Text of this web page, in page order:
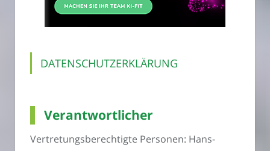
DATENSCHUTZERKLÄRUNG
Verantwortlicher
Vertretungsberechtigte Personen: Hans-